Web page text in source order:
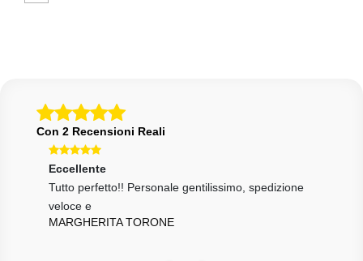
Con 2 Recensioni Reali
Eccellente
Tutto perfetto!! Personale gentilissimo, spedizione
veloce e
MARGHERITA TORONE